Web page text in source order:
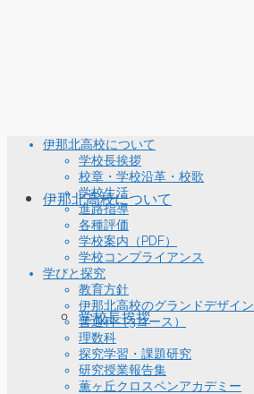
伊那北高校について
学校長挨拶
伊那北高校について
学校長挨拶
校章・学校沿革・校歌
学校生活
進路指導
各種評価
学校案内（PDF）
学校コンプライアンス
学びと探究
教育方針
伊那北高校のグランドデザイン
普通科（3コース）
理数科
探究学習・課題研究
研究授業報告集
薫ヶ丘クロスペンアカデミー